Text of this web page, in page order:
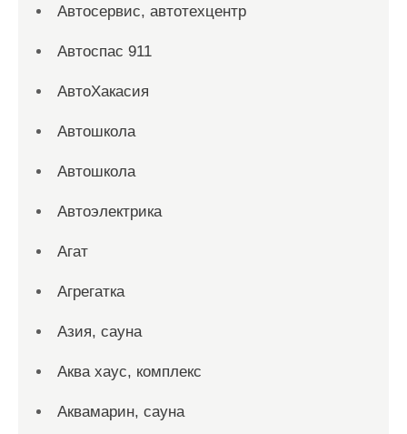
Автосервис, автотехцентр
Автоспас 911
АвтоХакасия
Автошкола
Автошкола
Автоэлектрика
Агат
Агрегатка
Азия, сауна
Аква хаус, комплекс
Аквамарин, сауна